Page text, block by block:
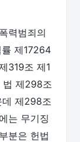
력범죄의
제17264
319조 제1
법 제298조
제298조
는 무기징
분은 헌법